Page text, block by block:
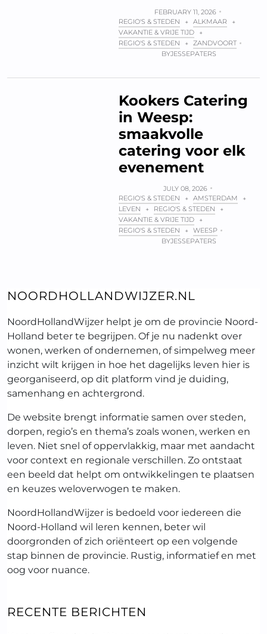
FEBRUARY 11, 2026
REGIO'S & STEDEN
+ ALKMAAR
+
VAKANTIE & VRIJE TIJD
+
REGIO'S & STEDEN
+ ZANDVOORT
BYJESSEPATERS
Kookers Catering
in Weesp:
smaakvolle
catering voor elk
evenement
JULY 08, 2026
REGIO'S & STEDEN
+ AMSTERDAM
+
LEVEN
+ REGIO'S & STEDEN
+
VAKANTIE & VRIJE TIJD
+
REGIO'S & STEDEN
+ WEESP
BYJESSEPATERS
NOORDHOLLANDWIJZER.NL
NoordHollandWijzer helpt je om de provincie Noord-
Holland beter te begrijpen. Of je nu nadenkt over
wonen, werken of ondernemen, of simpelweg meer
inzicht wilt krijgen in hoe het dagelijks leven hier is
georganiseerd, op dit platform vind je duiding,
samenhang en achtergrond.
De website brengt informatie samen over steden,
dorpen, regio’s en thema’s zoals wonen, werken en
leven. Niet snel of oppervlakkig, maar met aandacht
voor context en regionale verschillen. Zo ontstaat
een beeld dat helpt om ontwikkelingen te plaatsen
en keuzes weloverwogen te maken.
NoordHollandWijzer is bedoeld voor iedereen die
Noord-Holland wil leren kennen, beter wil
doorgronden of zich oriënteert op een volgende
stap binnen de provincie. Rustig, informatief en met
oog voor nuance.
RECENTE BERICHTEN